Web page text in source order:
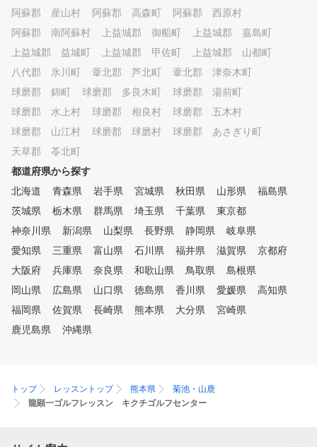
阿蘇郡 産山村
阿蘇郡 高森町
阿蘇郡 西原村
阿蘇郡 南阿蘇村
上益城郡 御船町
上益城郡 嘉島町
上益城郡 益城町
上益城郡 甲佐町
上益城郡 山都町
八代郡 氷川町
葦北郡 芦北町
葦北郡 津奈木町
球磨郡 錦町
球磨郡 多良木町
球磨郡 湯前町
球磨郡 水上村
球磨郡 相良村
球磨郡 五木村
球磨郡 山江村
球磨郡 球磨村
球磨郡 あさぎり町
天草郡 苓北町
都道府県から探す
北海道
青森県 岩手県 宮城県 秋田県 山形県
福島県
茨城県
栃木県 群馬県 埼玉県 千葉県
東京都
神奈川県
新潟県 山梨県 長野県 静岡県
岐阜県
愛知県
三重県 富山県 石川県 福井県 滋賀県
京都府
大阪府
兵庫県 奈良県 和歌山県 鳥取県
島根県
岡山県
広島県 山口県 徳島県 香川県 愛媛県
高知県
福岡県
佐賀県 長崎県 熊本県 大分県
宮崎県
鹿児島県
沖縄県
トップ レッスントップ 熊本県
菊池・山鹿
龍顕一ゴルフレッスン キクチゴルフセンター